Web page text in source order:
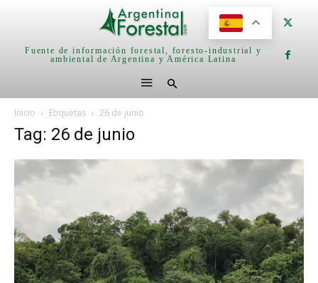
Fuente de información forestal, foresto-industrial y
ambiental de Argentina y América Latina
Inicio Etiquetas 26 de junio
Tag: 26 de junio